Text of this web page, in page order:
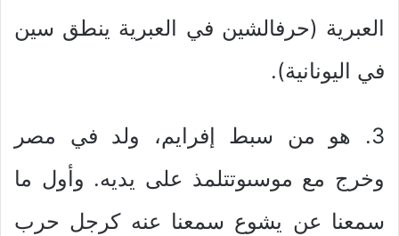
العبرية (حرفالشين في العبرية ينطق سين
في اليونانية).
3. هو من سبط إفرايم، ولد في مصر
وخرج مع موسىوتتلمذ على يديه. وأول ما
سمعنا عن يشوع سمعنا عنه كرجل حرب